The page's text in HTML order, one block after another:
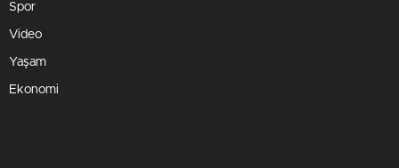
Spor
Video
Yaşam
Ekonomi